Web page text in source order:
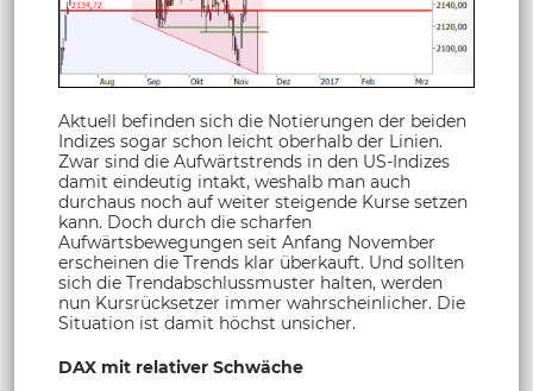
Aktuell befinden sich die Notierungen der beiden
Indizes sogar schon leicht oberhalb der Linien.
Zwar sind die Aufwärtstrends in den US-Indizes
damit eindeutig intakt, weshalb man auch
durchaus noch auf weiter steigende Kurse setzen
kann. Doch durch die scharfen
Aufwärtsbewegungen seit Anfang November
erscheinen die Trends klar überkauft. Und sollten
sich die Trendabschlussmuster halten, werden
nun Kursrücksetzer immer wahrscheinlicher. Die
Situation ist damit höchst unsicher.
DAX mit relativer Schwäche